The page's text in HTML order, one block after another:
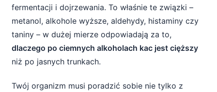
fermentacji i dojrzewania. To właśnie te związki –
metanol, alkohole wyższe, aldehydy, histaminy czy
taniny – w dużej mierze odpowiadają za to,
dlaczego po ciemnych alkoholach kac jest cięższy
niż po jasnych trunkach.
Twój organizm musi poradzić sobie nie tylko z